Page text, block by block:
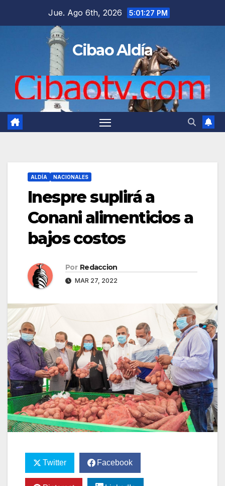
Jue. Ago 6th, 2026 5:01:28 PM
Cibao Aldía
ALDÍA NACIONALES
Inespre suplirá a
Conani alimenticios a
bajos costos
Por Redaccion
MAR 27, 2022
Twitter Facebook